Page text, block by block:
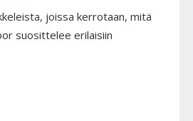
joissa kerrotaan, mitä
suosittelee erilaisiin